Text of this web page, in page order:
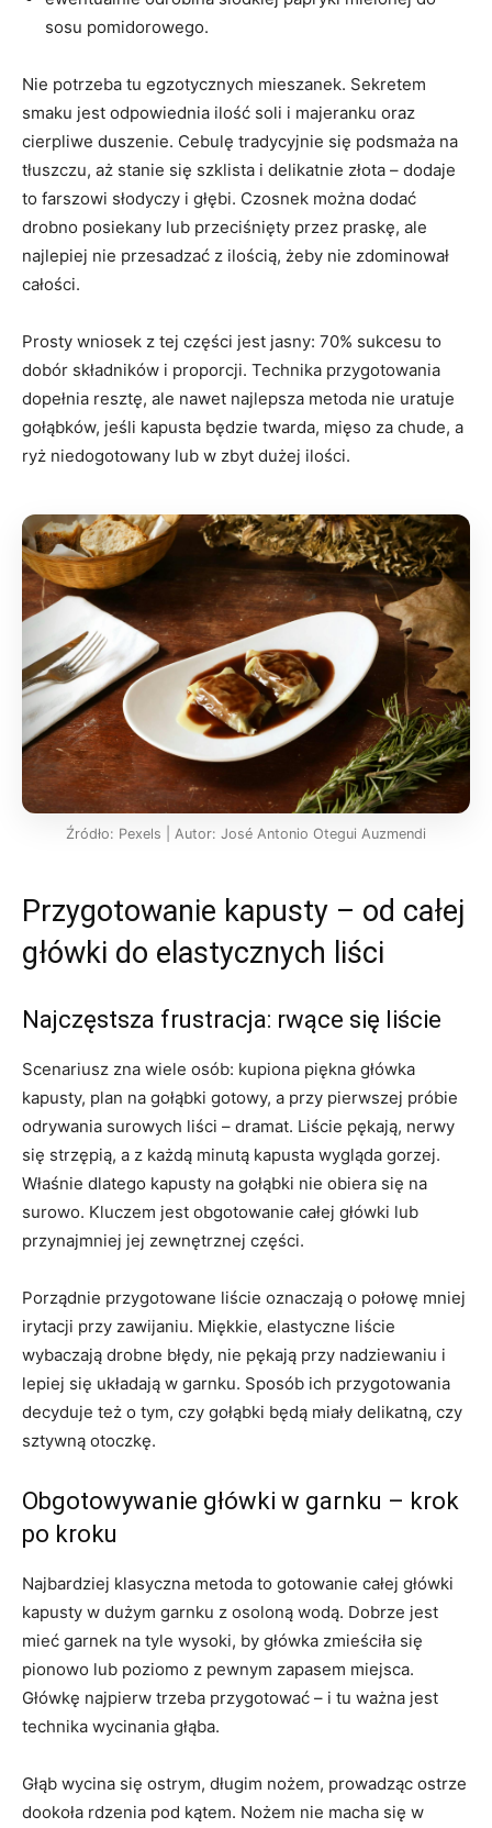
sosu pomidorowego.
Nie potrzeba tu egzotycznych mieszanek. Sekretem
smaku jest odpowiednia ilość soli i majeranku oraz
cierpliwe duszenie. Cebulę tradycyjnie się podsmaża na
tłuszczu, aż stanie się szklista i delikatnie złota – dodaje
to farszowi słodyczy i głębi. Czosnek można dodać
drobno posiekany lub przeciśnięty przez praskę, ale
najlepiej nie przesadzać z ilością, żeby nie zdominował
całości.
Prosty wniosek z tej części jest jasny: 70% sukcesu to
dobór składników i proporcji. Technika przygotowania
dopełnia resztę, ale nawet najlepsza metoda nie uratuje
gołąbków, jeśli kapusta będzie twarda, mięso za chude, a
ryż niedogotowany lub w zbyt dużej ilości.
Źródło: Pexels | Autor: José Antonio Otegui Auzmendi
Przygotowanie kapusty – od całej
główki do elastycznych liści
Najczęstsza frustracja: rwące się liście
Scenariusz zna wiele osób: kupiona piękna główka
kapusty, plan na gołąbki gotowy, a przy pierwszej próbie
odrywania surowych liści – dramat. Liście pękają, nerwy
się strzępią, a z każdą minutą kapusta wygląda gorzej.
Właśnie dlatego kapusty na gołąbki nie obiera się na
surowo. Kluczem jest obgotowanie całej główki lub
przynajmniej jej zewnętrznej części.
Porządnie przygotowane liście oznaczają o połowę mniej
irytacji przy zawijaniu. Miękkie, elastyczne liście
wybaczają drobne błędy, nie pękają przy nadziewaniu i
lepiej się układają w garnku. Sposób ich przygotowania
decyduje też o tym, czy gołąbki będą miały delikatną, czy
sztywną otoczkę.
Obgotowywanie główki w garnku – krok
po kroku
Najbardziej klasyczna metoda to gotowanie całej główki
kapusty w dużym garnku z osoloną wodą. Dobrze jest
mieć garnek na tyle wysoki, by główka zmieściła się
pionowo lub poziomo z pewnym zapasem miejsca.
Główkę najpierw trzeba przygotować – i tu ważna jest
technika wycinania głąba.
Głąb wycina się ostrym, długim nożem, prowadząc ostrze
dookoła rdzenia pod kątem. Nożem nie macha się w